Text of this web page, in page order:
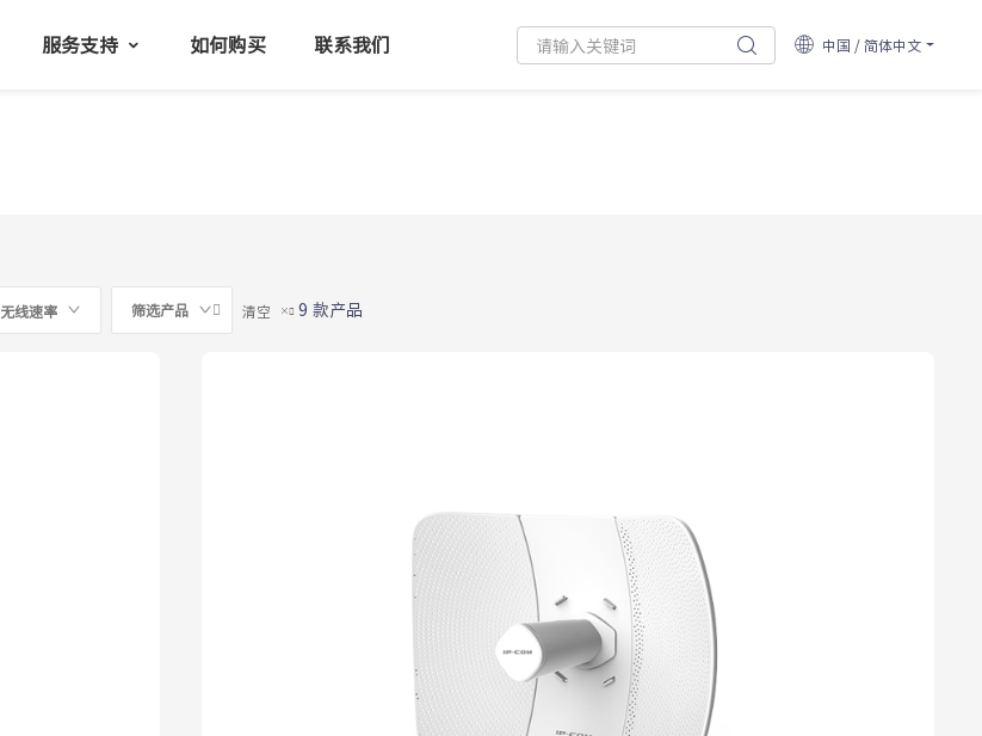
服务支持 如何购买 联系我们 中国 / 简体中文
无线速率 筛选产品  清空  9 款产品